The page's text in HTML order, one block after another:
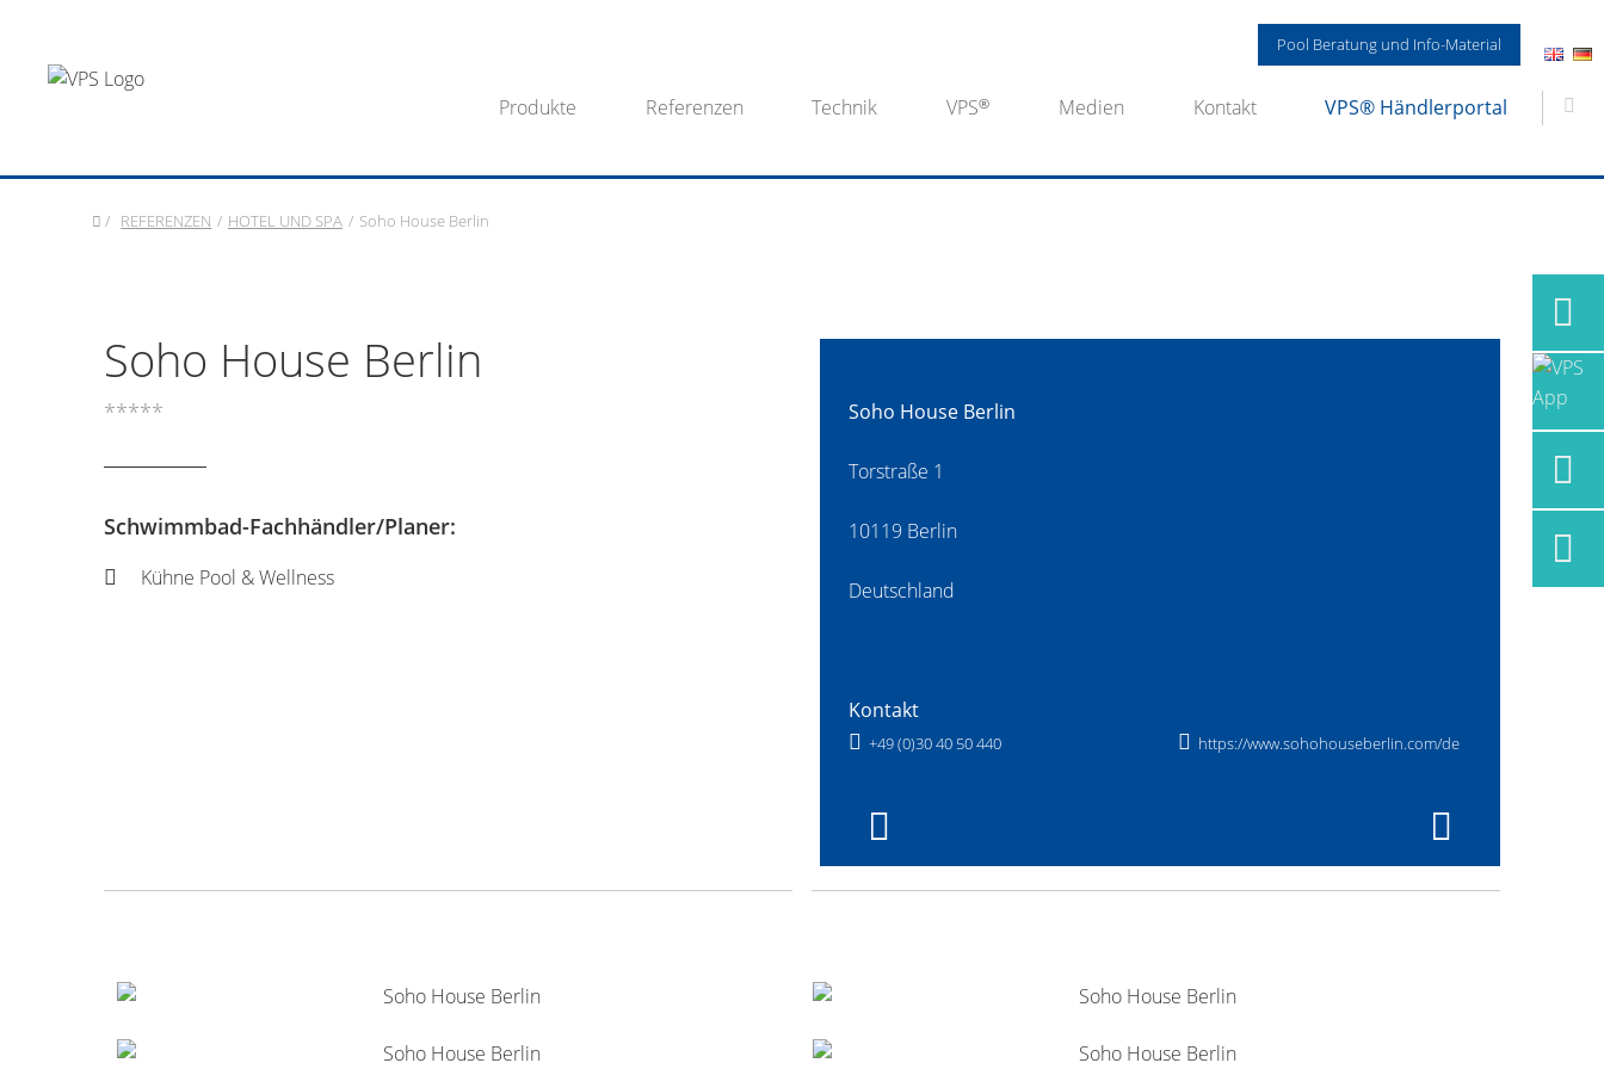
Pool Beratung und Info-Material
Produkte Referenzen Technik VPS Medien Kontakt VPS® Händlerportal
/ REFERENZEN / HOTEL UND SPA / Soho House Berlin
Soho House Berlin
*****
Schwimmbad-Fachhändler/Planer:
Kühne Pool & Wellness
Soho House Berlin
Torstraße 1
10119 Berlin
Deutschland
Kontakt
+49 (0)30 40 50 440 https://www.sohohouseberlin.com/de